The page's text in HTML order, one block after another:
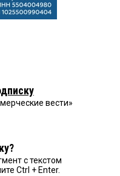
вести»
с текстом
Ctrl + Enter.